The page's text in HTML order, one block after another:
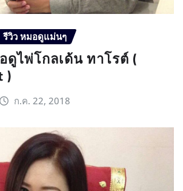
รีวิว หมอดูแม่นๆ
ไพ่โกลเด้น ทาโรต์ (
)
ก.ค. 22, 2018